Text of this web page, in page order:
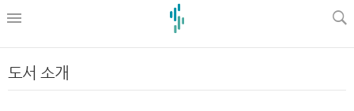
도서 소개